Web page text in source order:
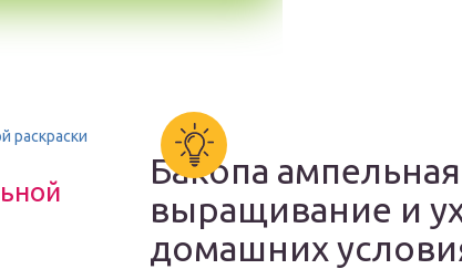
раскраски
Бакопа
выращивание и
домашних